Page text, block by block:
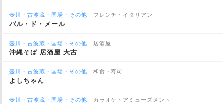
壺川・古波蔵・国場・その他 | フレンチ・イタリアン
バル・ド・メール
壺川・古波蔵・国場・その他 | 居酒屋
沖縄そば 居酒屋 大吉
壺川・古波蔵・国場・その他 | 和食・寿司
よしちゃん
壺川・古波蔵・国場・その他 | カラオケ・アミューズメント